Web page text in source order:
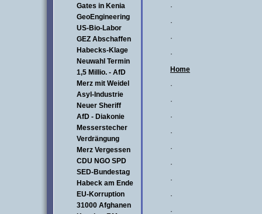
Gates in Kenia
GeoEngineering
US-Bio-Labor
GEZ Abschaffen
Habecks-Klage
Neuwahl Termin
1,5 Millio. - AfD
Merz mit Weidel
Asyl-Industrie
Neuer Sheriff
AfD - Diakonie
Messerstecher
Verdrängung
Merz Vergessen
CDU NGO SPD
SED-Bundestag
Habeck am Ende
EU-Korruption
31000 Afghanen
·
·
·
·
Home
·
·
·
·
·
·
·
·
·